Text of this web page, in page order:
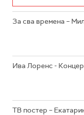
За сва времена –
Ива Лоренс -
ТВ постер –